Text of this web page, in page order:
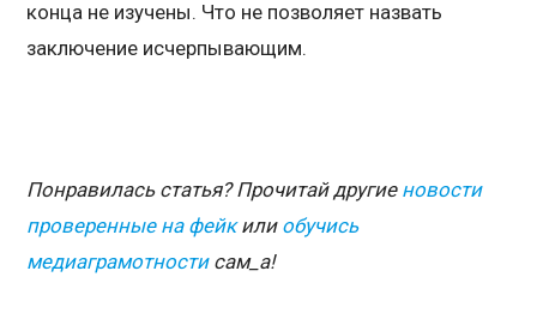
конца не изучены. Что не позволяет назвать
заключение исчерпывающим.
Понравилась статья? Прочитай другие новости
проверенные на фейкили обучись
медиаграмотностисам_а!